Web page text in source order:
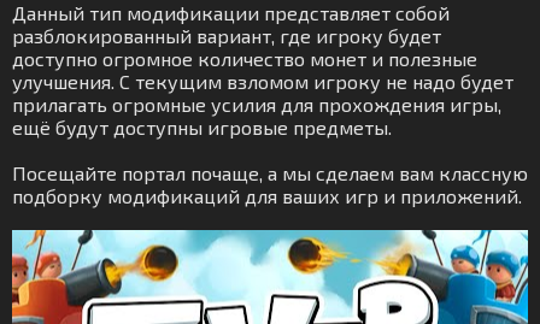
Данный тип модификации представляет собой
разблокированный вариант, где игроку будет
доступно огромное количество монет и полезные
улучшения. С текущим взломом игроку не надо будет
прилагать огромные усилия для прохождения игры,
ещё будут доступны игровые предметы.
Посещайте портал почаще, а мы сделаем вам классную
подборку модификаций для ваших игр и приложений.